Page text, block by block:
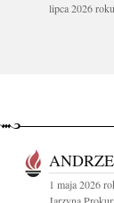
lipca 2026
1 maja 2026